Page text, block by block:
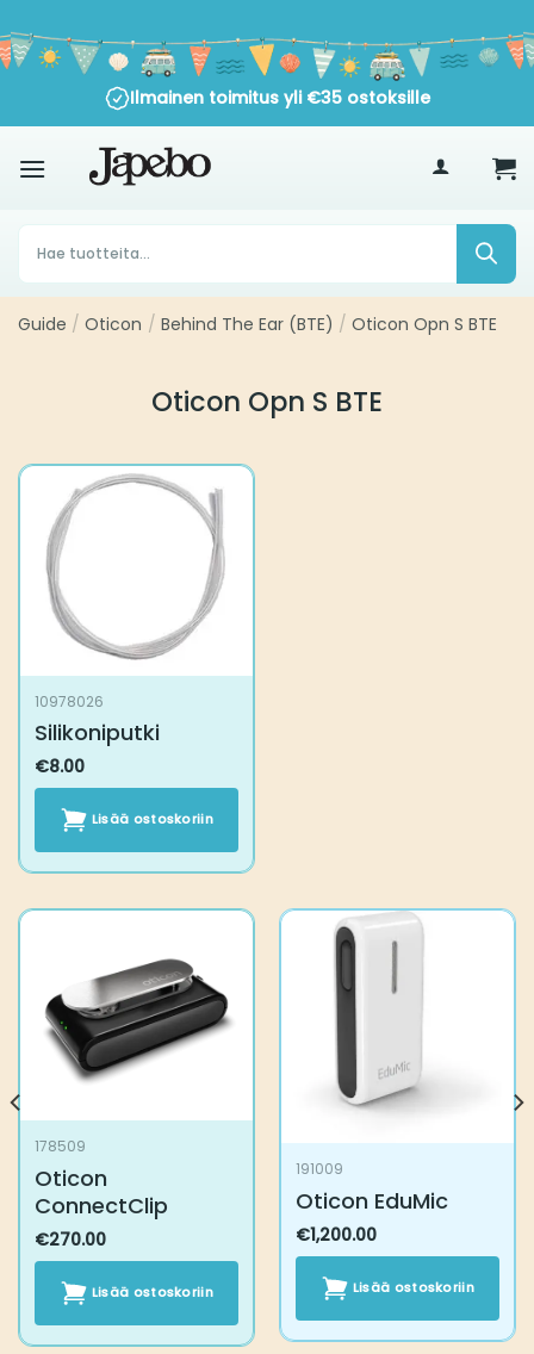
sisältöön
Ilmainen toimitus yli €35ostoksille
Products
search
Guide / Oticon / Behind The Ear (BTE) / Oticon Opn S BTE
Oticon Opn S BTE
10978026
Silikoniputki
€8.00
Lisää ostoskoriin
178509
Oticon ConnectClip
€270.00
Lisää ostoskoriin
191009
Oticon EduMic
€1,200.00
Lisää ostoskoriin